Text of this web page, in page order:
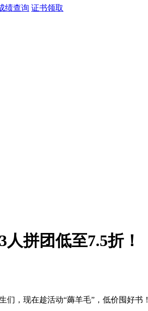
绩查询 证书领取
拼团低至7.5折！
们，现在趁活动“薅羊毛”，低价囤好书！